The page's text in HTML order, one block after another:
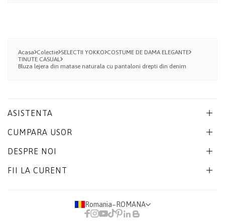
Acasa Colectie SELECTII YOKKO COSTUME DE DAMA ELEGANTE
TINUTE CASUAL
Bluza lejera din matase naturala cu pantaloni drepti din denim
ASISTENTA
CUMPARA USOR
DESPRE NOI
FII LA CURENT
Romania− ROMANA